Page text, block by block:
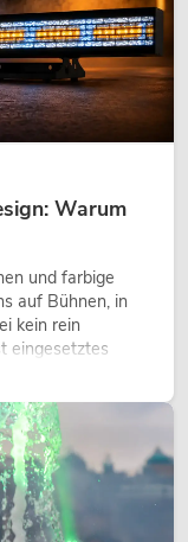
Warum
und farbige
auf Bühnen, in
kein rein
eingesetztes
Szenen